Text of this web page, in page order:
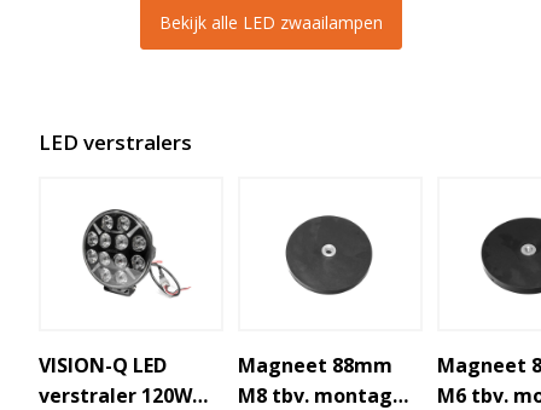
Bekijk alle LED zwaailampen
LED verstralers
VISION-Q LED
verstraler 120W
Magneet 88mm
M8 tbv. montage
Magneet
M6 tbv.